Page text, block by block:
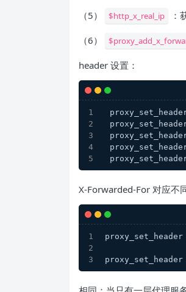
（5） $http_x_real_ip ：
（6）
header 设置：
X-Forwarded-For 对应不